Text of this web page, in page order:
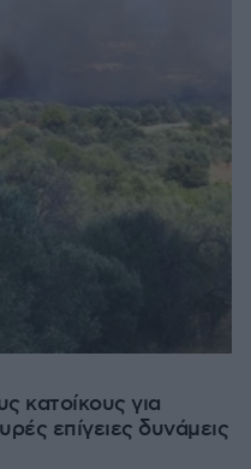
κατοίκους για
επίγειες δυνάμεις